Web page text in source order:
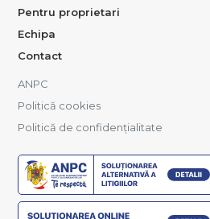
Pentru proprietari
Echipa
Contact
ANPC
Politică cookies
Politică de confidențialitate